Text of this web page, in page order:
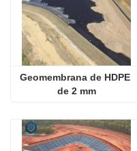
Geomembrana de HDPE
de 2 mm